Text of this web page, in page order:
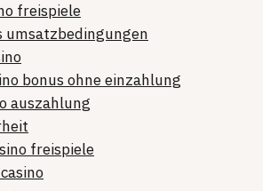
freispiele
umsatzbedingungen
bonus ohne einzahlung
auszahlung
freispiele